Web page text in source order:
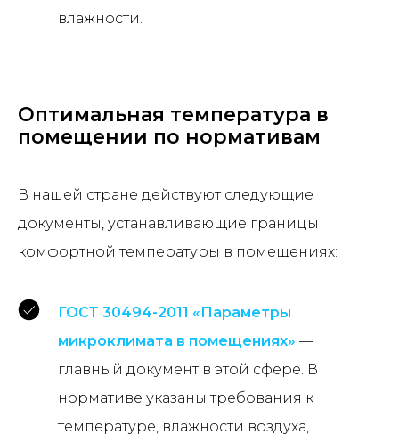
влажности.
Оптимальная температура в
помещении по нормативам
В нашей стране действуют следующие
документы, устанавливающие границы
комфортной температуры в помещениях:
ГОСТ 30494-2011 «Параметры
микроклимата в помещениях» —
главный документ в этой сфере. В
нормативе указаны требования к
температуре, влажности воздуха,